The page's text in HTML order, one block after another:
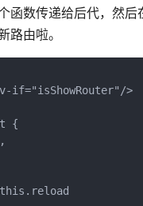
函数传递给后代，然后
路由啦。
if="isShowRouter"/>
{